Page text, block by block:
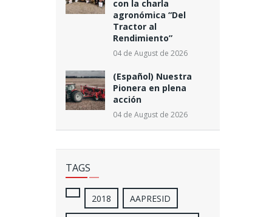
con la charla
agronómica “Del
Tractor al
Rendimiento”
04 de August de 2026
(Español) Nuestra
Pionera en plena
acción
04 de August de 2026
TAGS
2018 AAPRESID